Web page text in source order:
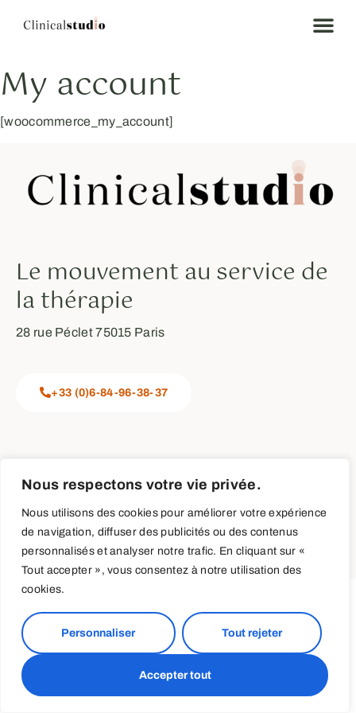
Nous respectons votre vie privée.
Nous utilisons des cookies pour améliorer votre expérience
de navigation, diffuser des publicités ou des contenus
personnalisés et analyser notre trafic. En cliquant sur «
Tout accepter », vous consentez à notre utilisation des
cookies.
Personnaliser Tout rejeter
Accepter tout
My account
[woocommerce_my_account]
Le mouvement au service de
la thérapie
28 rue Péclet 75015 Paris
+33 (0)6-84-96-38-37
© 2023Clinical Studio Paris– ParBigot Consulting